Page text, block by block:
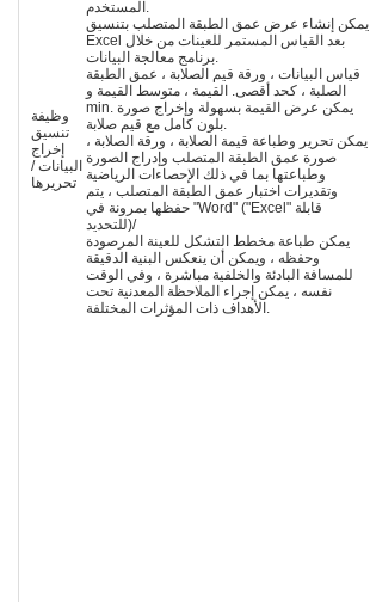
وظيفة
تنسيق
إخراج
البيانات /
تحريرها
يمكن إنشاء عرض عمق الطبقة المتصلب بتنسيق
Excel بعد القياس المستمر للعينات من خلال
قياس البيانات ، ورقة قيم الصلابة ، عمق الطبقة
الصلبة ، كحد أقصى. القيمة ، متوسط القيمة و
min. يمكن عرض القيمة بسهولة وإخراج صورة
يمكن تحرير وطباعة قيمة الصلابة ، ورقة الصلابة ،
صورة عمق الطبقة المتصلب وإدراج الصورة
وطباعتها بما في ذلك الإحصاءات الرياضية
وتقديرات اختبار عمق الطبقة المتصلب ، يتم
حفظها بمرونة في "Word" ("Excel" قابلة
للتحديد)/
يمكن طباعة مخطط التشكل للعينة المرصودة
وحفظه ، ويمكن أن ينعكس البنية الدقيقة
للمسافة البادئة والخلفية مباشرة ، وفي الوقت
نفسه ، يمكن إجراء الملاحظة المعدنية تحت